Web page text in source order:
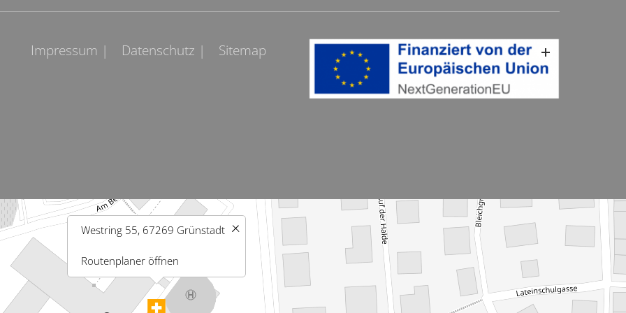
Impressum | Datenschutz | Sitemap
Westring 55, 67269 Grünstadt
Routenplaner öffnen